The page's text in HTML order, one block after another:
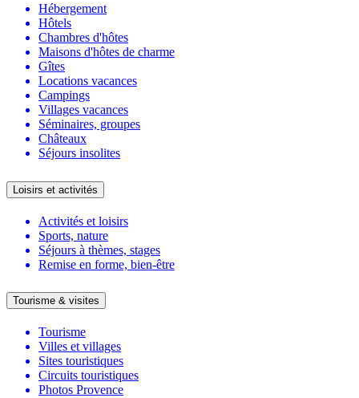
Hébergement
Hôtels
Chambres d'hôtes
Maisons d'hôtes de charme
Gîtes
Locations vacances
Campings
Villages vacances
Séminaires, groupes
Châteaux
Séjours insolites
Loisirs et activités
Activités et loisirs
Sports, nature
Séjours à thèmes, stages
Remise en forme, bien-être
Tourisme & visites
Tourisme
Villes et villages
Sites touristiques
Circuits touristiques
Photos Provence